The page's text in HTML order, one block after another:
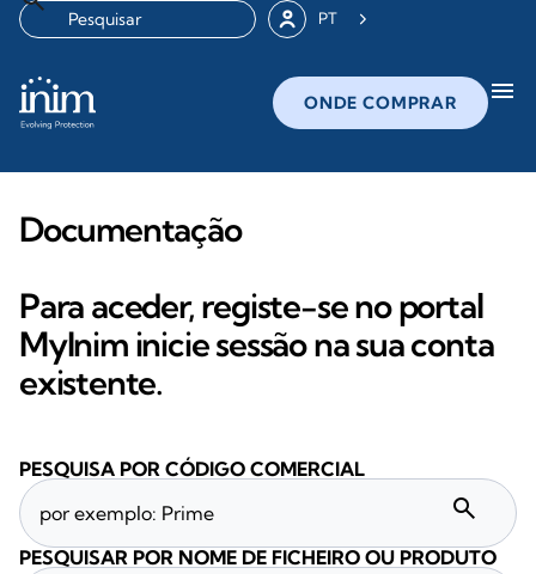
PT
ONDE COMPRAR menu
Documentação
Para aceder, registe-se no portal
MyInim inicie sessão na sua conta
existente.
PESQUISA POR CÓDIGO COMERCIAL
search
PESQUISAR POR NOME DE FICHEIRO OU PRODUTO